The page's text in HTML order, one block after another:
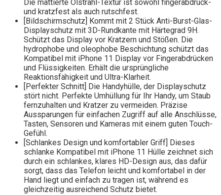
Die mattierte Ölstrahl-Textur ist sowohl fingerabdruck-
und kratzfest als auch rutschfest.
[Bildschirmschutz] Kommt mit 2 Stück Anti-Burst-Glas-
Displayschutz mit 3D-Rundkante mit Härtegrad 9H.
Schützt das Display vor Kratzern und Stößen. Die
hydrophobe und oleophobe Beschichtung schützt das
Kompatibel mit iPhone 11 Display vor Fingerabdrücken
und Flüssigkeiten. Erhält die ursprüngliche
Reaktionsfähigkeit und Ultra-Klarheit.
[Perfekter Schnitt] Die Handyhülle, der Displayschutz
stört nicht. Perfekte Umhüllung für Ihr Handy, um Staub
fernzuhalten und Kratzer zu vermeiden. Präzise
Aussparungen für einfachen Zugriff auf alle Anschlüsse,
Tasten, Sensoren und Kameras mit einem guten Touch-
Gefühl.
[Schlankes Design und komfortabler Griff] Dieses
schlanke Kompatibel mit iPhone 11 Hülle zeichnet sich
durch ein schlankes, klares HD-Design aus, das dafür
sorgt, dass das Telefon leicht und komfortabel in der
Hand liegt und einfach zu tragen ist, während es
gleichzeitig ausreichend Schutz bietet.